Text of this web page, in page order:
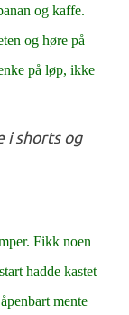
og kaffe.
og høre på
på løp, ikke
i shorts og
Fikk noen
hadde kastet
mente